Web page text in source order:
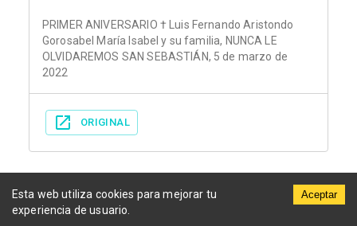
Municipios
PRIMER ANIVERSARIO † Luis Fernando Aristondo
Gorosabel María Isabel y su familia, NUNCA LE
OLVIDAREMOS SAN SEBASTIÁN, 5 de marzo de
2022
ORIGINAL
Esta web utiliza cookies para mejorar tu
experiencia de usuario.
Aceptar